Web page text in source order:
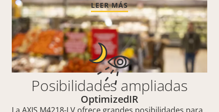
Posibilidades ampliadas
LEER MÁS
OptimizedIR